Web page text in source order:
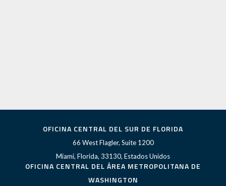
OFICINA CENTRAL DEL SUR DE FLORIDA
66 West Flagler, Suite 1200
Miami, Florida, 33130, Estados Unidos
OFICINA CENTRAL DEL ÁREA METROPOLITANA DE
WASHINGTON